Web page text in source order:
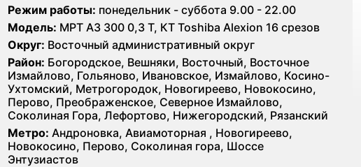
Режим работы: понедельник - суббота 9.00 - 22.00
Модель: МРТ АЗ 300 0,3 Т, КТ Toshiba Alexion 16 срезов
Округ: Восточный административный округ
Район: Богородское, Вешняки, Восточный, Восточное
Измайлово, Гольяново, Ивановское, Измайлово, Косино-
Ухтомский, Метрогородок, Новогиреево, Новокосино,
Перово, Преображенское, Северное Измайлово,
Соколиная Гора, Лефортово, Нижегородский, Рязанский
Метро: Андроновка, Авиамоторная , Новогиреево,
Новокосино, Перово, Соколиная гора, Шоссе
Энтузиастов